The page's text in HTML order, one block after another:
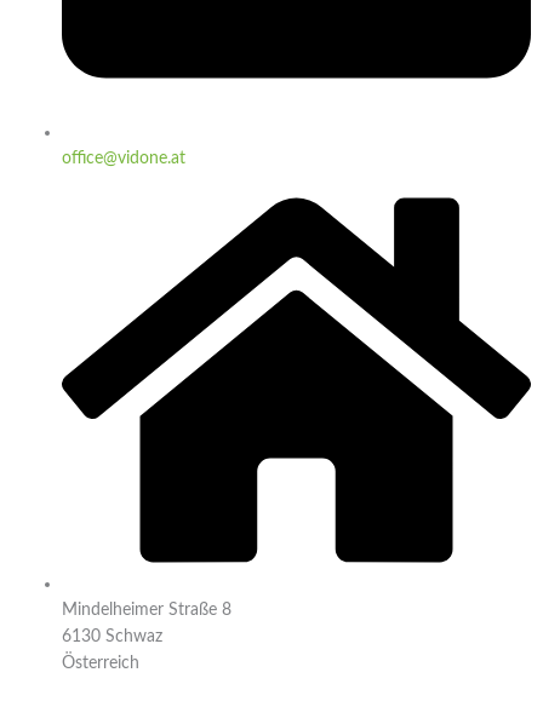
office@vidone.at
Mindelheimer Straße 8
6130 Schwaz
Österreich